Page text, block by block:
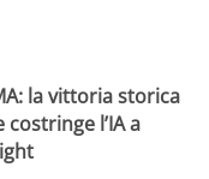
la vittoria storica
l’IA a